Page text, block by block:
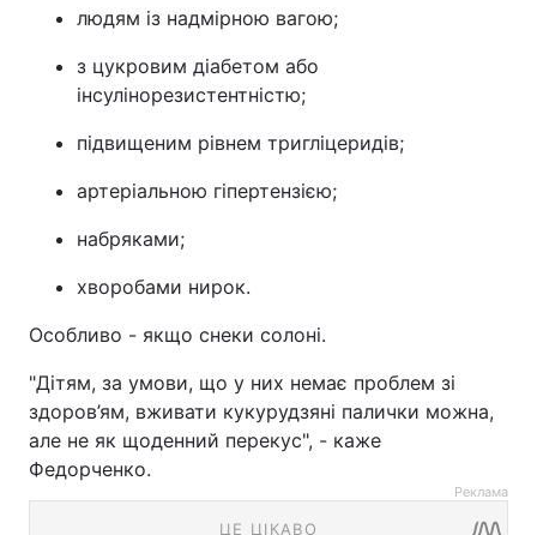
людям із надмірною вагою;
з цукровим діабетом або
інсулінорезистентністю;
підвищеним рівнем тригліцеридів;
артеріальною гіпертензією;
набряками;
хворобами нирок.
Особливо - якщо снеки солоні.
"Дітям, за умови, що у них немає проблем зі
здоров’ям, вживати кукурудзяні палички можна,
але не як щоденний перекус", - каже
Федорченко.
Реклама